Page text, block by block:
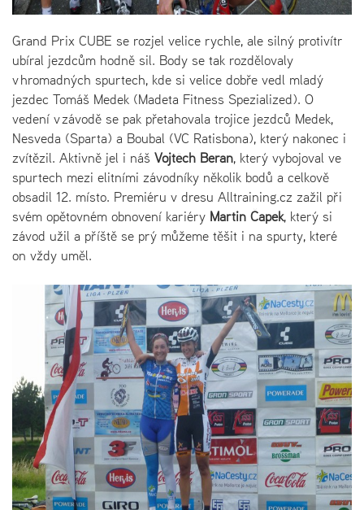
Grand Prix CUBE se rozjel velice rychle, ale silný protivítr
ubíral jezdcům hodně sil. Body se tak rozdělovaly
v hromadných spurtech, kde si velice dobře vedl mladý
jezdec Tomáš Medek (Madeta Fitness Spezialized). O
vedení v závodě se pak přetahovala trojice jezdců Medek,
Nesveda (Sparta) a Boubal (VC Ratisbona), který nakonec i
zvítězil. Aktivně jel i náš Vojtěch Beran, který vybojoval ve
spurtech mezi elitními závodníky několik bodů a celkově
obsadil 12. místo. Premiéru v dresu Alltraining.cz zažil při
svém opětovném obnovení kariéry Martin Čapek, který si
závod užil a příště se prý můžeme těšit i na spurty, které
on vždy uměl.